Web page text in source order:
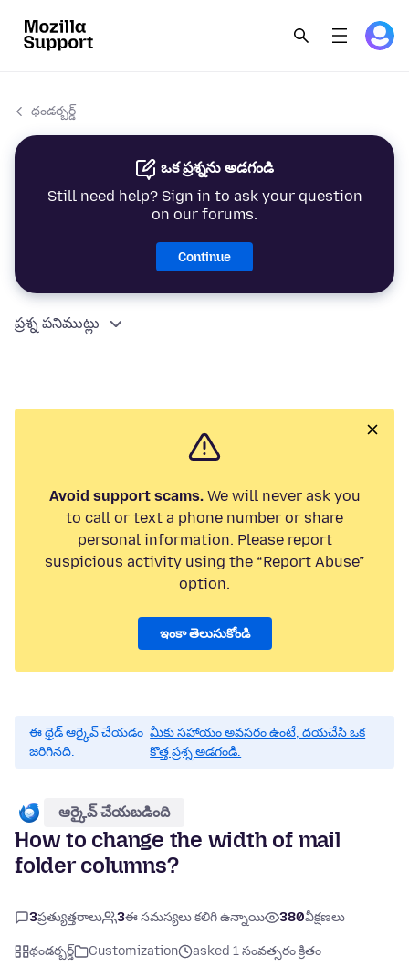
థండర్బర్డ్
ఒక ప్రశ్నను అడగండి
Still need help? Sign in to ask your question
on our forums.
Continue
ప్రశ్న పనిముట్లు
Avoid support scams.We will never ask you
to call or text a phone number or share
personal information. Please report
suspicious activity using the “Report Abuse”
option.
ఇంకా తెలుసుకోండి
ఈ థ్రెడ్ ఆర్కైవ్ చేయడం
జరిగినది.
మీకు సహాయం అవసరం ఉంటే, దయచేసి ఒక
కొత్త ప్రశ్న అడగండి.
ఆర్కైవ్ చేయబడింది
How to change the width of mail
folder columns?
3ప్రత్యుత్తరాలు 3ఈ సమస్యలు కలిగి ఉన్నాయి 380వీక్షణలు
థండర్బర్డ్ Customization
asked 1 సంవత్సరం క్రితం